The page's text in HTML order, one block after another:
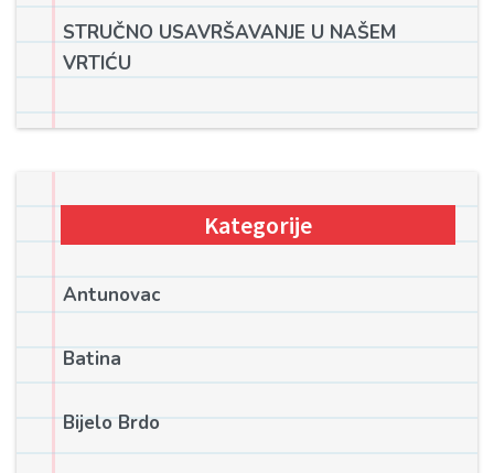
STRUČNO USAVRŠAVANJE U NAŠEM
VRTIĆU
Kategorije
Antunovac
Batina
Bijelo Brdo